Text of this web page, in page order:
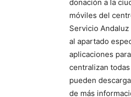
donación a la
móviles del
Servicio
al apartado
aplicaciones
centralizan
pueden
de más